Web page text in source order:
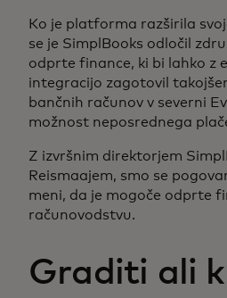
Ko je platforma razširila
se je SimplBooks odločil
odprte finance, ki bi lahko z
integracijo zagotovil
bančnih računov v severni
možnost neposrednega
Z izvršnim direktorjem
Reismaajem, smo se
meni, da je mogoče odprte
računovodstvu.
Graditi ali